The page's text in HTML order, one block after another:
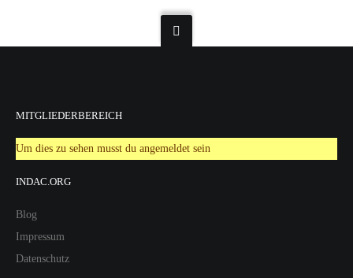
MITGLIEDERBEREICH
Um dies zu sehen musst du angemeldet sein
INDAC.ORG
Blog
Impressum
Datenschutz